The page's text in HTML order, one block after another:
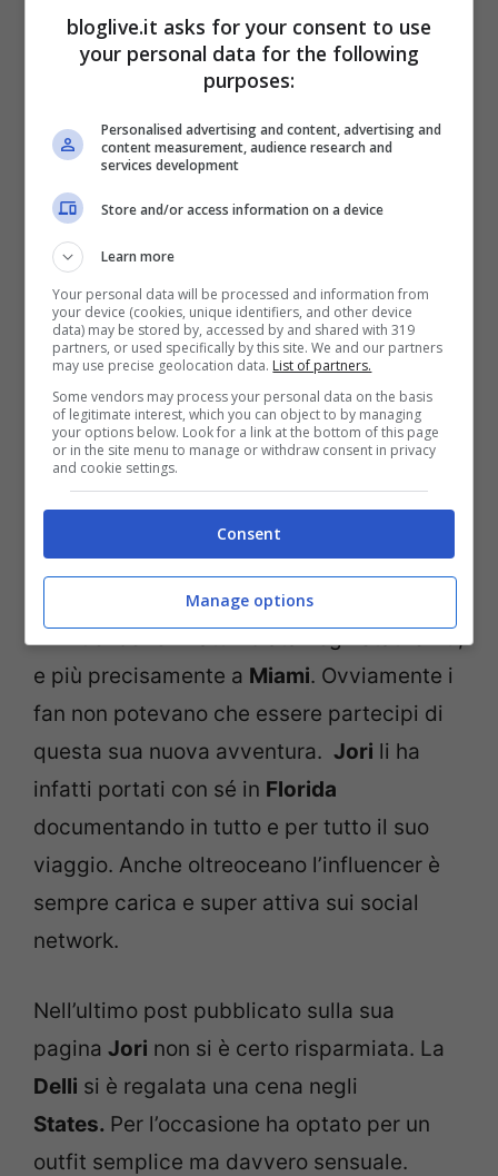
Attualmente la bellissimaJori Delliè
impegnata in un viaggio all’estero.
L’influencer è infatti volata negli Stati Uniti,
e più precisamente a Miami. Ovviamente i
fan non potevano che essere partecipi di
questa sua nuova avventura. Jori li ha
infatti portati con sé in Florida
documentando in tutto e per tutto il suo
viaggio. Anche oltreoceano l’influencer è
sempre carica e super attiva sui social
network.
Nell’ultimo post pubblicato sulla sua
pagina Jori non si è certo risparmiata. La
Delli si è regalata una cena negli
States. Per l’occasione ha optato per un
outfit semplice ma davvero sensuale.
bloglive.it asks for your consent to use
your personal data for the following
purposes:
Personalised advertising and content, advertising and
content measurement, audience research and
services development
Store and/or access information on a device
Learn more
Your personal data will be processed and information from
your device (cookies, unique identifiers, and other device
data) may be stored by, accessed by and shared with 319
partners, or used specifically by this site. We and our partners
may use precise geolocation data. List of partners.
Some vendors may process your personal data on the basis
of legitimate interest, which you can object to by managing
your options below. Look for a link at the bottom of this page
or in the site menu to manage or withdraw consent in privacy
and cookie settings.
Consent
Manage options